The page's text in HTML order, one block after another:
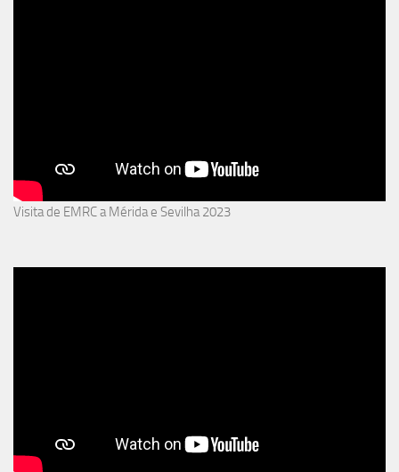
Visita de EMRC a Mérida e Sevilha 2023